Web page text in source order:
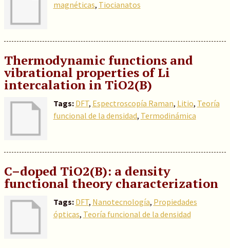
magnéticas, Tiocianatos
Thermodynamic functions and
vibrational properties of Li
intercalation in TiO2(B)
Tags: DFT, Espectroscopía Raman, Litio, Teoría
funcional de la densidad, Termodinámica
C–doped TiO2(B): a density
functional theory characterization
Tags: DFT, Nanotecnología, Propiedades
ópticas, Teoría funcional de la densidad